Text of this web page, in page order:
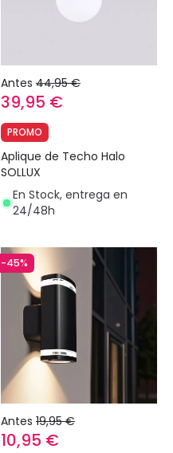
Antes 44,95 €
39,95 €
PROMO
Aplique de Techo Halo
SOLLUX
En Stock, entrega en
24/48h
-45%
Antes 19,95 €
10,95 €